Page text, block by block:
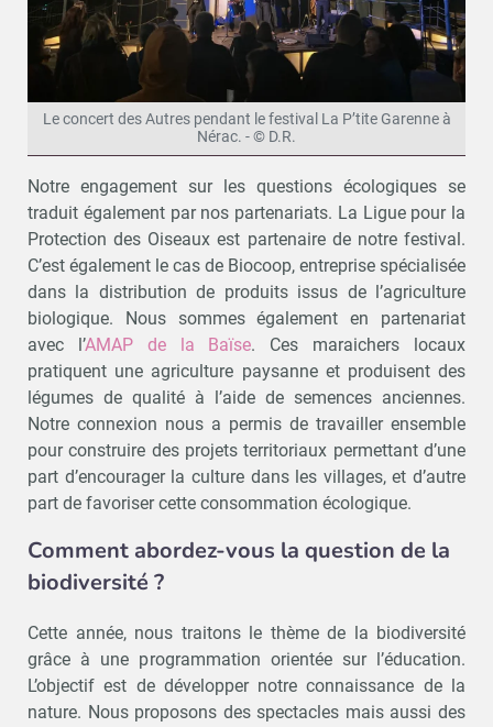
Le concert des Autres pendant le festival La P’tite Garenne à
Nérac. - © D.R.
Notre engagement sur les questions écologiques se
traduit également par nos partenariats. La Ligue pour la
Protection des Oiseaux est partenaire de notre festival.
C’est également le cas de Biocoop, entreprise spécialisée
dans la distribution de produits issus de l’agriculture
biologique. Nous sommes également en partenariat
avec l’AMAP de la Baïse. Ces maraichers locaux
pratiquent une agriculture paysanne et produisent des
légumes de qualité à l’aide de semences anciennes.
Notre connexion nous a permis de travailler ensemble
pour construire des projets territoriaux permettant d’une
part d’encourager la culture dans les villages, et d’autre
part de favoriser cette consommation écologique.
Comment abordez-vous la question de la
biodiversité ?
Cette année, nous traitons le thème de la biodiversité
grâce à une programmation orientée sur l’éducation.
L’objectif est de développer notre connaissance de la
nature. Nous proposons des spectacles mais aussi des